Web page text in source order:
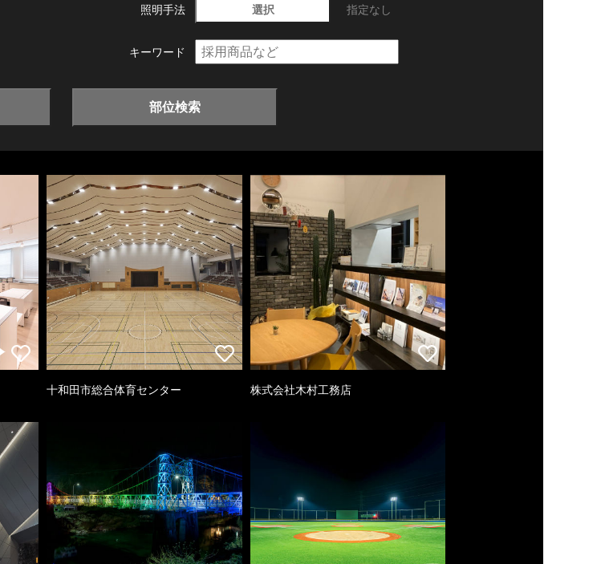
照明手法 選択 指定なし
キーワード
部位検索
十和田市総合体育センター 株式会社木村工務店